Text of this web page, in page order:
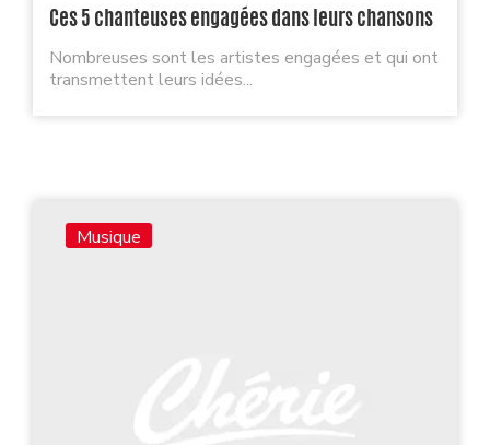
Ces 5 chanteuses engagées dans leurs chansons
Nombreuses sont les artistes engagées et qui ont
transmettent leurs idées...
Musique